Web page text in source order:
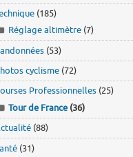
(185)
Réglage altimètre (7)
(53)
cyclisme (72)
Professionnelles (25)
Tour de France (36)
(88)
(31)